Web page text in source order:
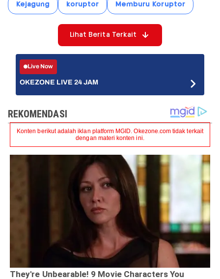
Kejagung koruptor Memburu Koruptor
Lihat Berita Terkait
Live Now
OKEZONE LIVE 24 JAM